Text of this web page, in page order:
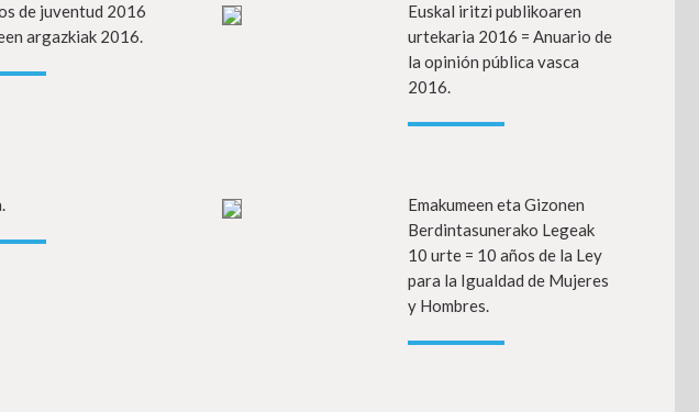
de juventud 2016
argazkiak 2016.
Info gehiago
Euskal iritzi publikoaren
urtekaria 2016 = Anuario de
la opinión pública vasca
2016.
Info gehiago
Emakumeen eta Gizonen
Berdintasunerako Legeak
10 urte = 10 años de la Ley
para la Igualdad de Mujeres
y Hombres.